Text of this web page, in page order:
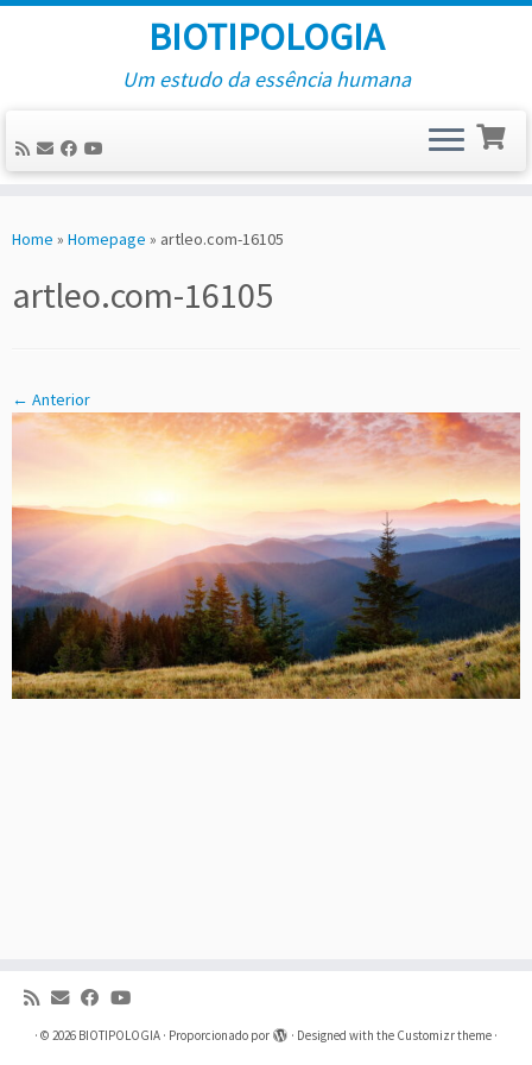
to
BIOTIPOLOGIA
Um estudo da essência humana
Home » Homepage » artleo.com-16105
artleo.com-16105
← Anterior
· © 2026 BIOTIPOLOGIA · Proporcionado por · Designed with the Customizr theme ·